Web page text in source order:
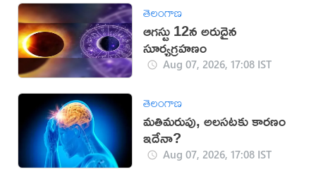
తెలంగాణ
ఆగస్టు 12న అరుదైన
సూర్యగ్రహణం
Aug 07, 2026, 17:08 IST
తెలంగాణ
మతిమరుపు, అలసటకు కారణం
ఇదేనా?
Aug 07, 2026, 17:08 IST